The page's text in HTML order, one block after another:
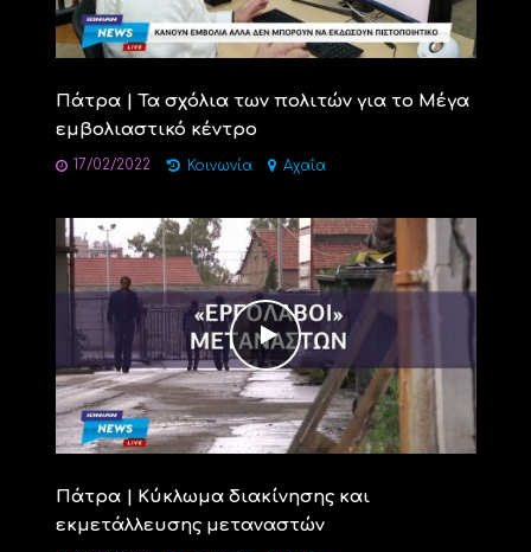
Πάτρα | Τα σχόλια των πολιτών για το Μέγα
εμβολιαστικό κέντρο
17/02/2022 Κοινωνία Αχαΐα
Πάτρα | Κύκλωμα διακίνησης και
εκμετάλλευσης μεταναστών